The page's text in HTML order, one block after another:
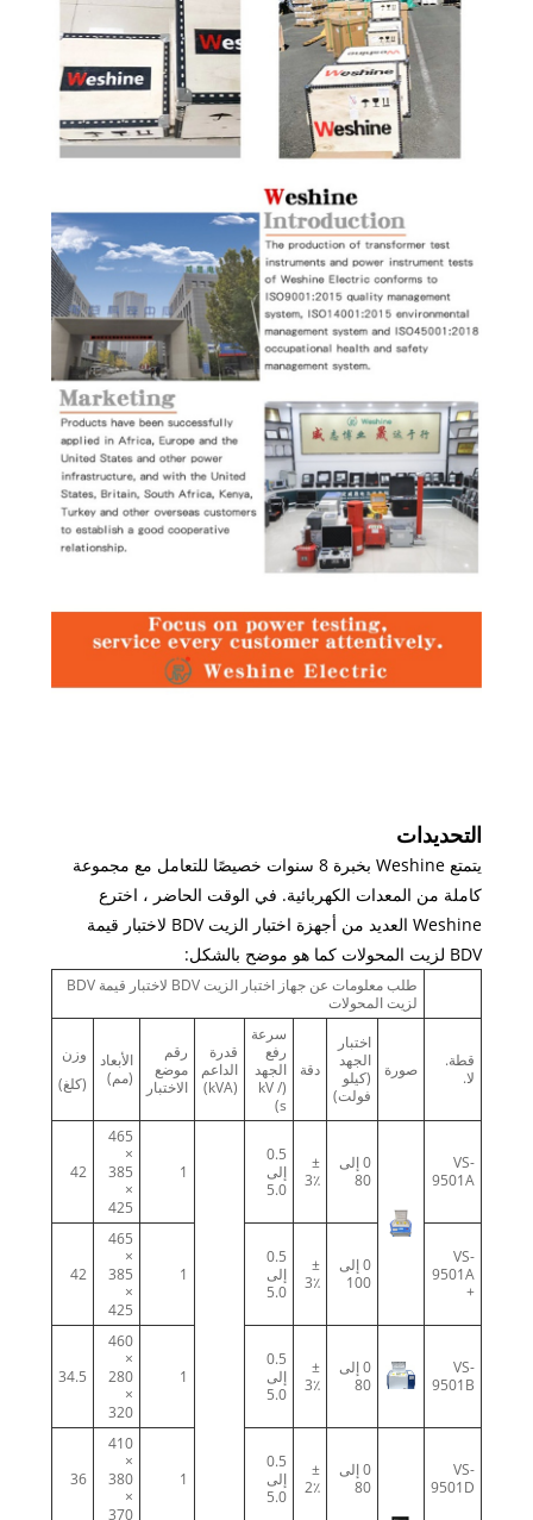
التحديدات
يتمتع Weshine بخبرة 8 سنوات خصيصًا للتعامل مع مجموعة
كاملة من المعدات الكهربائية. في الوقت الحاضر ، اخترع
Weshine العديد من أجهزة اختبار الزيت BDV لاختبار قيمة
BDV لزيت المحولات كما هو موضح بالشكل:
طلب معلومات عن جهاز اختبار الزيت BDV لاختبار قيمة BDV
لزيت المحولات
قطة.
لا.
صورة
اختبار
الجهد
(كيلو
فولت)
دقة
سرعة
رفع
الجهد
(kV /
s)
قدرة
الداعم
(kVA)
رقم
موضع
الاختبار
الأبعاد
(مم)
وزن
(كلغ)
VS-
9501A
0 إلى
80
±
3٪
0.5
إلى
5.0
1
465
×
385
×
425
42
VS-
9501A
+
0 إلى
100
±
3٪
0.5
إلى
5.0
1
465
×
385
×
425
42
VS-
9501B
0 إلى
80
±
3٪
0.5
إلى
5.0
1
460
×
280
×
320
34.5
VS-
9501D
0 إلى
80
±
2٪
0.5
إلى
5.0
1
410
×
380
×
370
36